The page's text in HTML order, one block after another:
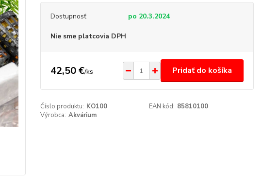
Dostupnosť po 20.3.2024
Nie sme platcovia DPH
42,50 €/ks Pridať do košíka
Číslo produktu: KO100 EAN kód: 85810100
Výrobca: Akvárium